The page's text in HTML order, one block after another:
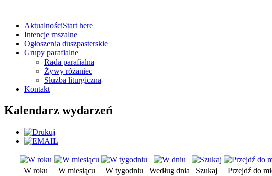
AktualnościStart here
Intencje mszalne
Ogłoszenia duszpasterskie
Grupy parafialne
Rada parafialna
Żywy różaniec
Służba liturgiczna
Kontakt
Kalendarz wydarzeń
W roku W miesiącu W tygodniu Według dnia Szukaj Przejdź do